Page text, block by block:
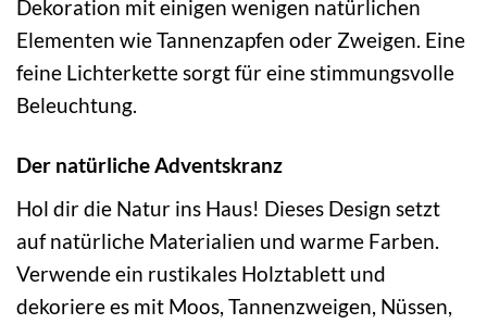
Dekoration mit einigen wenigen natürlichen
Elementen wie Tannenzapfen oder Zweigen. Eine
feine Lichterkette sorgt für eine stimmungsvolle
Beleuchtung.
Der natürliche Adventskranz
Hol dir die Natur ins Haus! Dieses Design setzt
auf natürliche Materialien und warme Farben.
Verwende ein rustikales Holztablett und
dekoriere es mit Moos, Tannenzweigen, Nüssen,